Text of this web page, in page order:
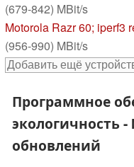
(679-842) MBit/s
Motorola Razr 60; iperf3
(956-990) MBit/s
Программное
экологичность -
обновлений